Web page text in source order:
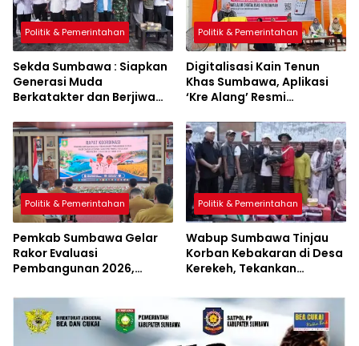
Politik & Pemerintahan
Sekda Sumbawa : Siapkan
Generasi Muda
Berkatakter dan Berjiwa
Politik & Pemerintahan
Digitalisasi Kain Tenun
Khas Sumbawa, Aplikasi
‘Kre Alang’ Resmi
Politik & Pemerintahan
Pemkab Sumbawa Gelar
Rakor Evaluasi
Pembangunan 2026,
Perubahan Resmi
Diluncurkan
Politik & Pemerintahan
Wabup Sumbawa Tinjau
Korban Kebakaran di Desa
Kerekeh, Tekankan